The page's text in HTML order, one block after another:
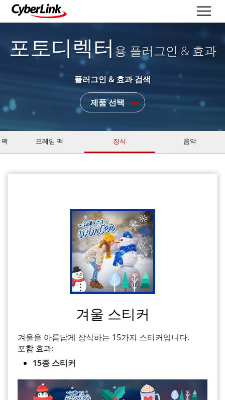
포토디렉터 용 플러그인 & 효과
플러그인 & 효과 검색
제품 선택
프레임 팩 장식 음악
겨울 스티커
겨울을 아름답게 장식하는 15가지 스티커입니다.
포함 효과:
15종 스티커